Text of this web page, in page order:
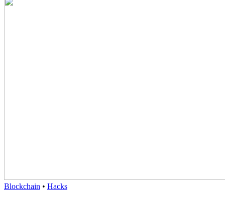
Blockchain • Hacks